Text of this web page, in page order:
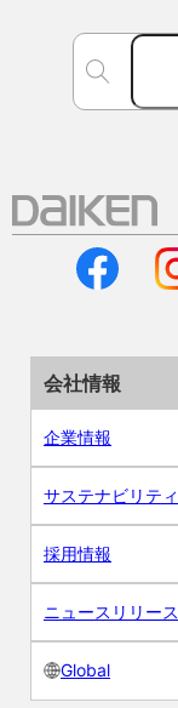
会社情報
企業情報
サステナビリティ
採用情報
ニュースリリース
Global